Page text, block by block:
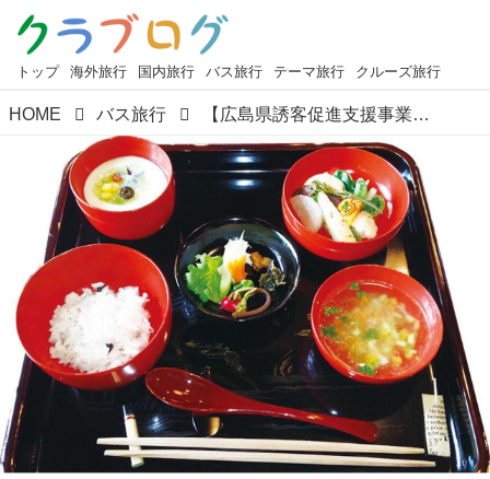
トップ 海外旅行 国内旅行 バス旅行 テーマ旅行 クルーズ旅行
HOME バス旅行 【広島県誘客促進支援事業活用】バス1名2席利用！イタリアン精進料理「浄謙寺」と大朝のテングシデ群落のご紹介